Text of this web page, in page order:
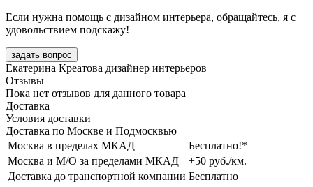
Если нужна помощь с дизайном интерьера, обращайтесь, я с
удовольствием подскажу!
задать вопрос
Екатерина Креатова дизайнер интерьеров
Отзывы
Пока нет отзывов для данного товара
Доставка
Условия доставки
Доставка по Москве и Подмосквью
Москва в пределах МКАД
Бесплатно!*
Москва и М/О за пределами МКАД
+50 руб./км.
Доставка до транспортной компании Бесплатно